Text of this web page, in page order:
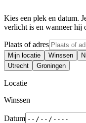
Kies een plek en datum.
verlicht is en wanneer hij
Plaats of adres
Mijn locatie
Winssen
Utrecht
Groningen
Locatie
Winssen
Datum